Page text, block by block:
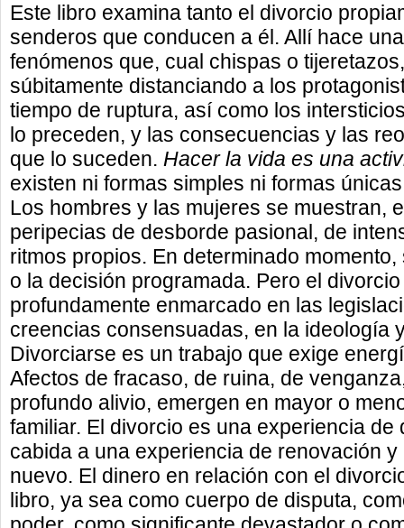
Este libro examina tanto el divorcio
senderos que conducen a él. Allí hace
fenómenos que, cual chispas o
súbitamente distanciando a los
tiempo de ruptura, así como los
lo preceden, y las consecuencias y las
que lo suceden. Hacer la vida es una
existen ni formas simples ni formas
Los hombres y las mujeres se muestran,
peripecias de desborde pasional, de
ritmos propios. En determinado
o la decisión programada. Pero el
profundamente enmarcado en las
creencias consensuadas, en la ideología
Divorciarse es un trabajo que exige
Afectos de fracaso, de ruina, de
profundo alivio, emergen en mayor o
familiar. El divorcio es una experiencia
cabida a una experiencia de renovación
nuevo. El dinero en relación con el
libro, ya sea como cuerpo de disputa,